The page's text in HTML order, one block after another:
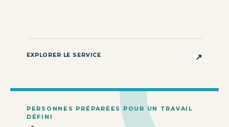
EXPLORER LE SERVICE ↗
PERSONNES PRÉPARÉES POUR UN TRAVAIL
DÉFINI